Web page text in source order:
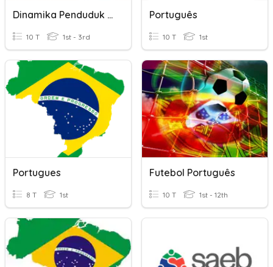
Dinamika Penduduk Amerika
10 T 1st - 3rd
Português
10 T 1st
Portugues
8 T 1st
Futebol Português
10 T 1st - 12th